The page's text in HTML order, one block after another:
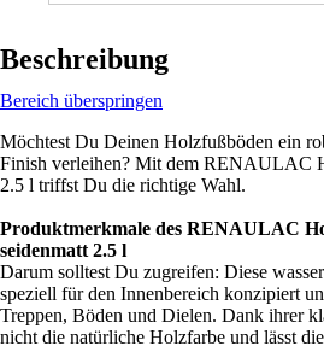
Beschreibung
Bereich überspringen
Möchtest Du Deinen Holzfußböden ein
Finish verleihen? Mit dem RENAULAC
2.5 l triffst Du die richtige Wahl.
Produktmerkmale des RENAULAC
seidenmatt 2.5 l
Darum solltest Du zugreifen: Diese
speziell für den Innenbereich konzipiert
Treppen, Böden und Dielen. Dank ihrer
nicht die natürliche Holzfarbe und lässt